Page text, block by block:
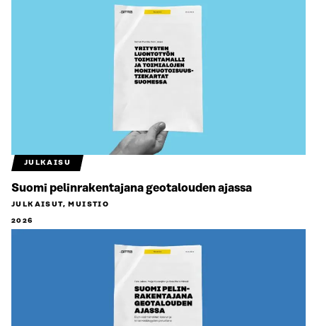
JULKAISU
Suomi pelinrakentajana geotalouden ajassa
JULKAISUT, MUISTIO
2026